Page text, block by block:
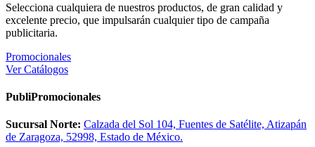
Selecciona cualquiera de nuestros productos, de gran calidad y
excelente precio, que impulsarán cualquier tipo de campaña
publicitaria.
Promocionales
Ver Catálogos
PubliPromocionales
Sucursal Norte: Calzada del Sol 104, Fuentes de Satélite, Atizapán
de Zaragoza, 52998, Estado de México.